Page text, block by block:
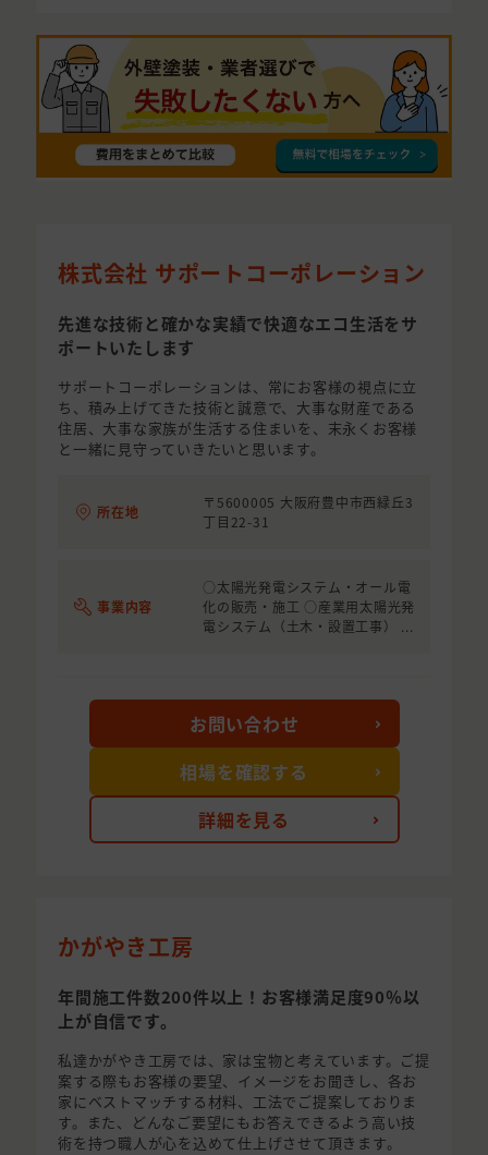
株式会社 サポートコーポレーション
先進な技術と確かな実績で快適なエコ生活をサ
ポートいたします
サポートコーポレーションは、常にお客様の視点に立
ち、積み上げてきた技術と誠意で、大事な財産である
住居、大事な家族が生活する住まいを、末永くお客様
と一緒に見守っていきたいと思います。
所在地
〒5600005 大阪府豊中市西緑丘3
丁目22-31
事業内容
○太陽光発電システム・オール電
化の販売・施工 ○産業用太陽光発
電システム（土木・設置工事） ...
詳細を見る
お問い合わせ
相場を確認する
かがやき工房
年間施工件数200件以上！お客様満足度90％以
上が自信です。
私達かがやき工房では、家は宝物と考えています。ご提
案する際もお客様の要望、イメージをお聞きし、各お
家にベストマッチする材料、工法でご提案しておりま
す。また、どんなご要望にもお答えできるよう高い技
術を持つ職人が心を込めて仕上げさせて頂きます。